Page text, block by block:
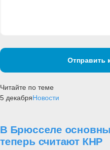
Отправить
Читайте по теме
5 декабряНовости
В Брюсселе
теперь считают КНР